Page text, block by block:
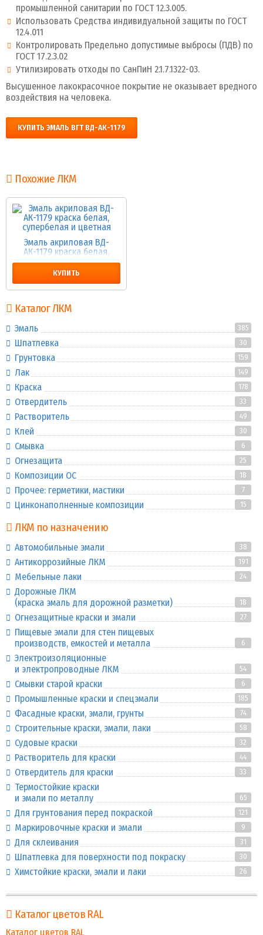
промышленной санитарии по ГОСТ 12.3.005.
Использовать Средства индивидуальной защиты по ГОСТ
12.4.011
Контролировать Предельно допустимые выбросы (ПДВ) по
ГОСТ 17.2.3.02
Утилизировать отходы по СанПиН 2.1.7.1322-03.
Высушенное лакокрасочное покрытие не оказывает вредного
воздействия на человека.
КУПИТЬ ЭМАЛЬ ВГТ ВД-АК-1179
Похожие ЛКМ
Эмаль акриловая ВД-
АК-1179 краска белая,
супербелая и цветная
КУПИТЬ
Каталог ЛКМ
Эмаль 385
Шпатлевка 30
Грунтовка 159
Лак 149
Краска 178
Отвердитель 33
Растворитель 49
Клей 30
Смывка 6
Огнезащита 25
Композиции ОС 18
Прочее: герметики, мастики 7
Цинконаполненные композиции 15
ЛКМ по назначению
Автомобильные эмали 38
Антикоррозийные ЛКМ 191
Мебельные лаки 24
Дорожные ЛКМ
(краска эмаль для дорожной разметки)
18
Огнезащитные краски и эмали 27
Пищевые эмали для стен пищевых
производств, емкостей и металла
6
Электроизоляционные
и электропроводные ЛКМ
54
Смывки старой краски 6
Промышленные краски и спецэмали 185
Фасадные краски, эмали, грунты 74
Строительные краски, эмали, лаки 58
Судовые краски 32
Растворитель для краски 44
Отвердитель для краски 33
Термостойкие краски
и эмали по металлу
65
Для грунтования перед покраской 121
Маркировочные краски и эмали 9
Для склеивания 31
Шпатлевка для поверхности под покраску 30
Химстойкие краски, эмали и лаки 26
Каталог цветов RAL
Каталог цветов RAL